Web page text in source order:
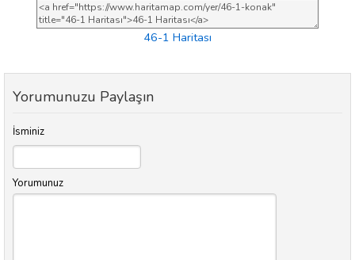
46-1 Haritası
Yorumunuzu Paylaşın
İsminiz
Yorumunuz